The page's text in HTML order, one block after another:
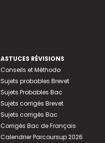
ASTUCES RÉVISIONS
Conseils et Méthodo
Sujets probables Brevet
Sujets Probables Bac
Sujets corrigés Brevet
Sujets corrigés Bac
Corrigés Bac de Français
Calendrier Parcoursup 2026